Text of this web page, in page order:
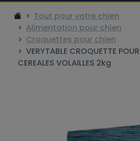
Tout pour votre chien
Alimentation pour chien
Croquettes pour chien
VERYTABLE CROQUETTE
CEREALES VOLAILLES 2kg